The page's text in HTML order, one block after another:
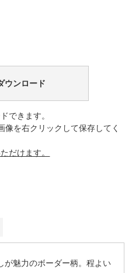
ウンロード
できます。
を右クリックして保存してく
だけます。
が魅力のボーダー柄。程よい